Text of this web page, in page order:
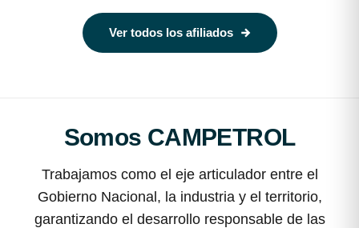
Ver todos los afiliados
Somos CAMPETROL
Trabajamos como el eje articulador entre el
Gobierno Nacional, la industria y el territorio,
garantizando el desarrollo responsable de las